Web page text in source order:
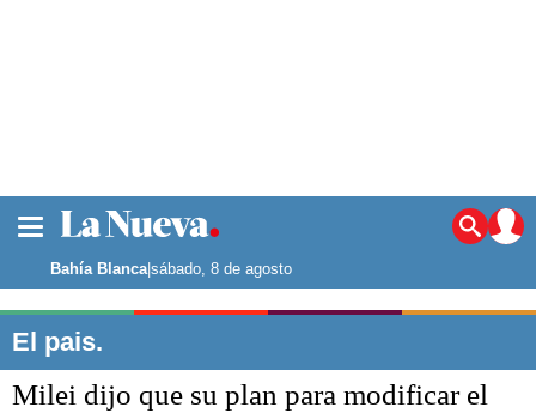
Noticias
La ciudad
Punta Alta
El mundo
Bahía Blanca|sábado, 8 de agosto
El pais.
Milei dijo que su plan para modificar el